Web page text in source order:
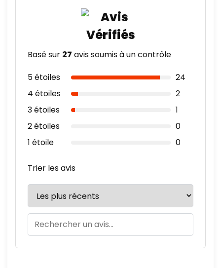
Basé sur 27 avis soumis à un contrôle
5 étoiles
24
4 étoiles
2
3 étoiles
1
2 étoiles
0
1 étoile
0
Trier les avis